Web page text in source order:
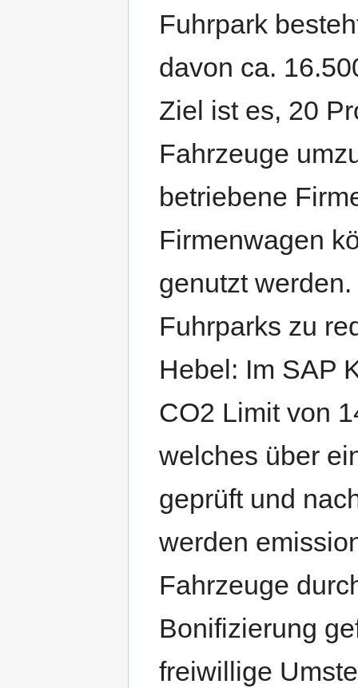
Fuhrpark
davon ca.
Ziel ist es, 20
Fahrzeuge
betriebene
Firmenwagen
genutzt
Fuhrparks zu
Hebel: Im SAP
CO2 Limit von
welches über
geprüft und
werden
Fahrzeuge
Bonifizierung
freiwillige